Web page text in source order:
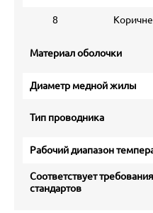
8
Материал оболочки
Диаметр медной жилы
Тип проводника
Рабочий диапазон
Соответствует
стандартов